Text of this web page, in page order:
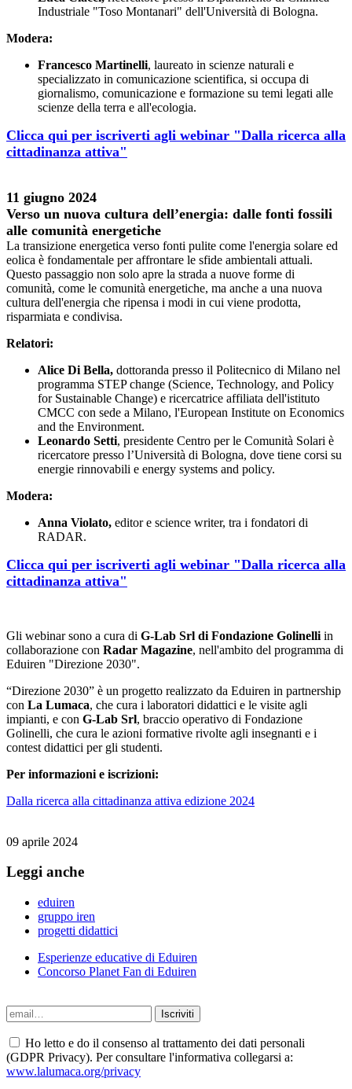
Industriale "Toso Montanari" dell'Università di Bologna.
Modera:
Francesco Martinelli, laureato in scienze naturali e
specializzato in comunicazione scientifica, si occupa di
giornalismo, comunicazione e formazione su temi legati alle
scienze della terra e all'ecologia.
Clicca qui per iscriverti agli webinar "Dalla ricerca alla
cittadinanza attiva"
11 giugno 2024
Verso un nuova cultura dell’energia: dalle fonti fossili
alle comunità energetiche
La transizione energetica verso fonti pulite come l'energia solare ed
eolica è fondamentale per affrontare le sfide ambientali attuali.
Questo passaggio non solo apre la strada a nuove forme di
comunità, come le comunità energetiche, ma anche a una nuova
cultura dell'energia che ripensa i modi in cui viene prodotta,
risparmiata e condivisa.
Relatori:
Alice Di Bella, dottoranda presso il Politecnico di Milano nel
programma STEP change (Science, Technology, and Policy
for Sustainable Change) e ricercatrice affiliata dell'istituto
CMCC con sede a Milano, l'European Institute on Economics
and the Environment.
Leonardo Setti, presidente Centro per le Comunità Solari è
ricercatore presso l’Università di Bologna, dove tiene corsi su
energie rinnovabili e energy systems and policy.
Modera:
Anna Violato, editor e science writer, tra i fondatori di
RADAR.
Clicca qui per iscriverti agli webinar "Dalla ricerca alla
cittadinanza attiva"
Gli webinar sono a cura di G-Lab Srl di Fondazione Golinelli in
collaborazione con Radar Magazine, nell'ambito del programma di
Eduiren "Direzione 2030".
“Direzione 2030” è un progetto realizzato da Eduiren in partnership
con La Lumaca, che cura i laboratori didattici e le visite agli
impianti, e con G-Lab Srl, braccio operativo di Fondazione
Golinelli, che cura le azioni formative rivolte agli insegnanti e i
contest didattici per gli studenti.
Per informazioni e iscrizioni:
Dalla ricerca alla cittadinanza attiva edizione 2024
09 aprile 2024
Leggi anche
eduiren
gruppo iren
progetti didattici
Esperienze educative di Eduiren
Concorso Planet Fan di Eduiren
Ho letto e do il consenso al trattamento dei dati personali
(GDPR Privacy). Per consultare l'informativa collegarsi a:
www.lalumaca.org/privacy